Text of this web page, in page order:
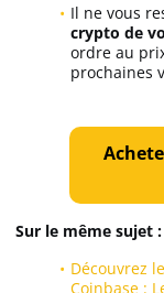
Il ne vous
crypto de
ordre au
prochaines
Sur le même sujet :
Découvrez
Coinbase :